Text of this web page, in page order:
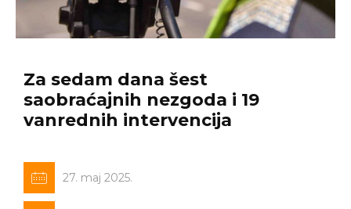
Za sedam dana šest
saobraćajnih nezgoda i 19
vanrednih intervencija
27. maj 2025.